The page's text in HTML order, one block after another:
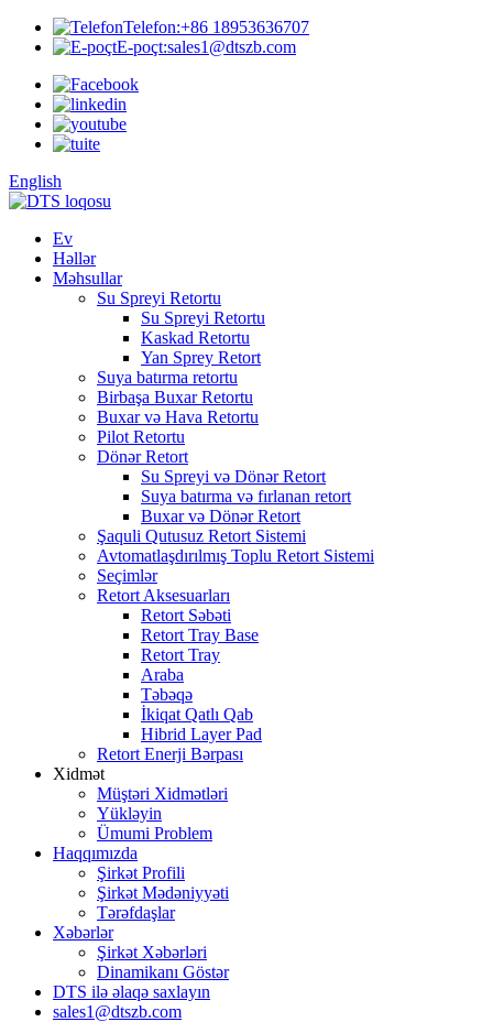
Telefon:+86 18953636707
E-poçt:sales1@dtszb.com
English
Ev
Həllər
Məhsullar
Su Spreyi Retortu
Su Spreyi Retortu
Kaskad Retortu
Yan Sprey Retort
Suya batırma retortu
Birbaşa Buxar Retortu
Buxar və Hava Retortu
Pilot Retortu
Dönər Retort
Su Spreyi və Dönər Retort
Suya batırma və fırlanan retort
Buxar və Dönər Retort
Şaquli Qutusuz Retort Sistemi
Avtomatlaşdırılmış Toplu Retort Sistemi
Seçimlər
Retort Aksesuarları
Retort Səbəti
Retort Tray Base
Retort Tray
Araba
Təbəqə
İkiqat Qatlı Qab
Hibrid Layer Pad
Retort Enerji Bərpası
Xidmət
Müştəri Xidmətləri
Yükləyin
Ümumi Problem
Haqqımızda
Şirkət Profili
Şirkət Mədəniyyəti
Tərəfdaşlar
Xəbərlər
Şirkət Xəbərləri
Dinamikanı Göstər
DTS ilə əlaqə saxlayın
sales1@dtszb.com